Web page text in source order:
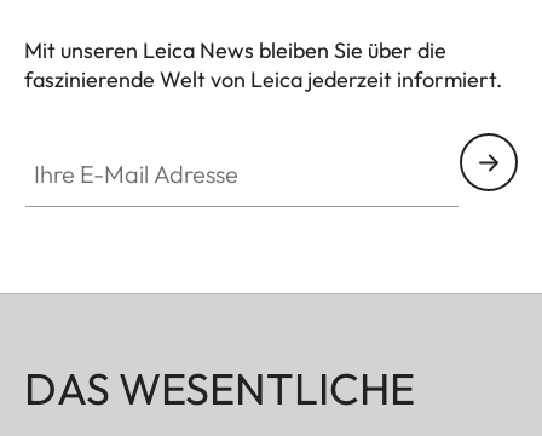
Mit unseren Leica News bleiben Sie über die
faszinierende Welt von Leica jederzeit informiert.
DAS WESENTLICHE